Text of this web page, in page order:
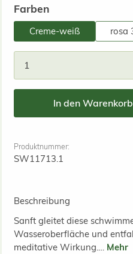
Farbenauswählen
Creme-weiß rosa
In den Warenkorb
Produktnummer:
SW11713.1
Beschreibung
Sanft gleitet diese
Wasseroberfläche und
meditative Wirkung.… Mehr